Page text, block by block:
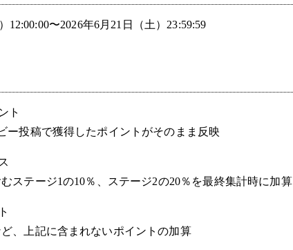
12:00:00〜2026年6月21日（土）23:59:59
ト
ー投稿で獲得したポイントがそのまま反映
ステージ1の10％、ステージ2の20％を最終集計時に加算
、上記に含まれないポイントの加算